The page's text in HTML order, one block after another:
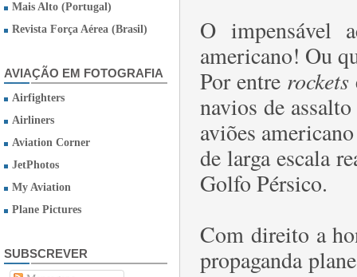
Mais Alto (Portugal)
Revista Força Aérea (Brasil)
AVIAÇÃO EM FOTOGRAFIA
Airfighters
Airliners
Aviation Corner
JetPhotos
My Aviation
Plane Pictures
SUBSCREVER
O impensável
americano! Ou
Por entre rockets
navios de
aviões
de larga escala
Golfo Pérsico.
Com direito a
propaganda